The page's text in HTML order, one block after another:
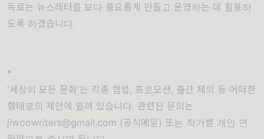
독료는 뉴스레터를 보다 풍요롭게 만들고 운영하는 데 활용하
도록 하겠습니다.
*
'세상의 모든 문화'는 각종 협업, 프로모션, 출간 제의 등 어떠한
형태로의 제안에 열려 있습니다. 관련된 문의는
jiwoowriters@gmail.com (공식메일) 또는 작가별 개인 연